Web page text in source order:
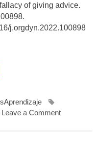
of giving advice.
j.orgdyn.2022.100898
Leave a Commenton